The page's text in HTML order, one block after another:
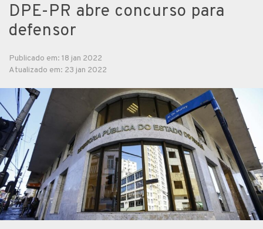
DPE-PR abre concurso para
defensor
Publicado em: 18 jan 2022
Atualizado em: 23 jan 2022